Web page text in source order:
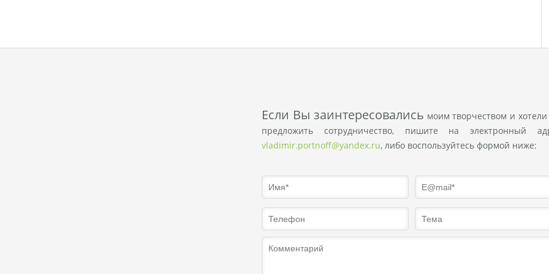
Eсли Вы заинтересовались моим творчеством и
предложить сотрудничество, пишите на электронный
vladimir.portnoff@yandex.ru, либо воспользуйтесь формой ниже: